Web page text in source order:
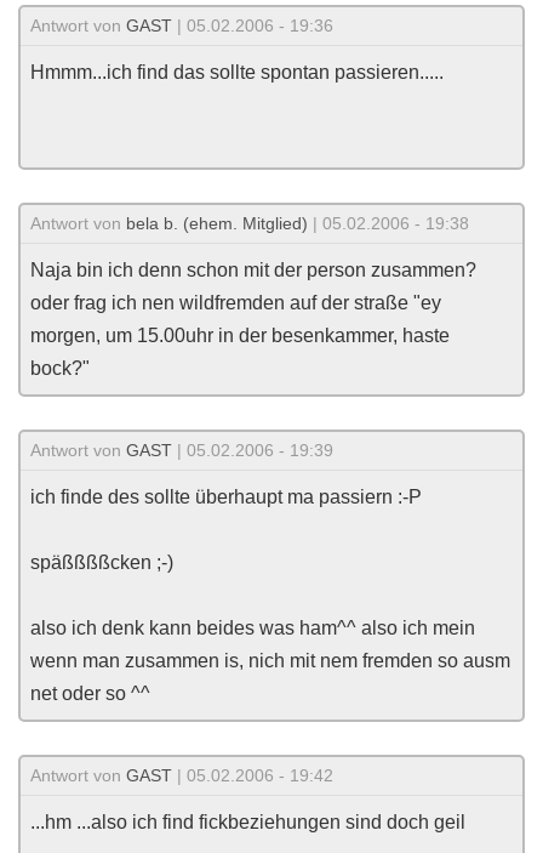
Antwort von GAST | 05.02.2006 - 19:36
Hmmm...ich find das sollte spontan passieren.....
Antwort von bela b. (ehem. Mitglied) | 05.02.2006 - 19:38
Naja bin ich denn schon mit der person zusammen?
oder frag ich nen wildfremden auf der straße "ey
morgen, um 15.00uhr in der besenkammer, haste
bock?"
Antwort von GAST | 05.02.2006 - 19:39
ich finde des sollte überhaupt ma passiern :-P
späßßßßcken ;-)
also ich denk kann beides was ham^^ also ich mein
wenn man zusammen is, nich mit nem fremden so ausm
net oder so ^^
Antwort von GAST | 05.02.2006 - 19:42
...hm ...also ich find fickbeziehungen sind doch geil